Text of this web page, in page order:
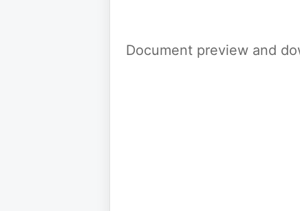
Document preview and